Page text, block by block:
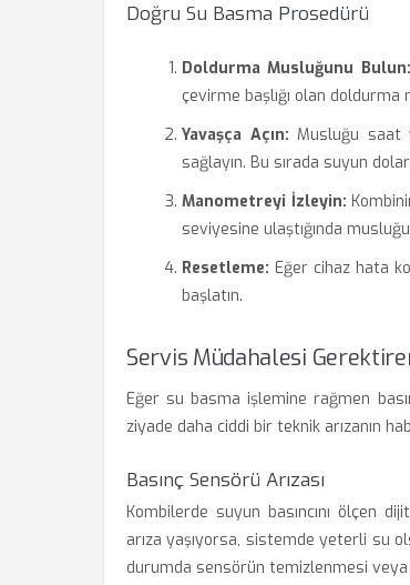
Doğru Su Basma Prosedürü
Doldurma Musluğunu Bulun:
çevirme başlığı olan
Yavaşça Açın: Musluğu saat
sağlayın. Bu sırada suyun
Manometreyi İzleyin:
seviyesine ulaştığında
Resetleme: Eğer cihaz hata
başlatın.
Servis Müdahalesi
Eğer su basma işlemine rağmen
ziyade daha ciddi bir teknik arızanın
Basınç Sensörü Arızası
Kombilerde suyun basıncını ölçen
arıza yaşıyorsa, sistemde yeterli su
durumda sensörün temizlenmesi